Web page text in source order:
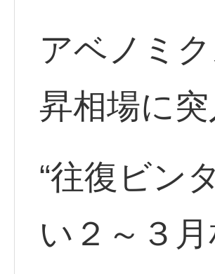
アベノミ
昇相場に突
“往復ビン
い２～３